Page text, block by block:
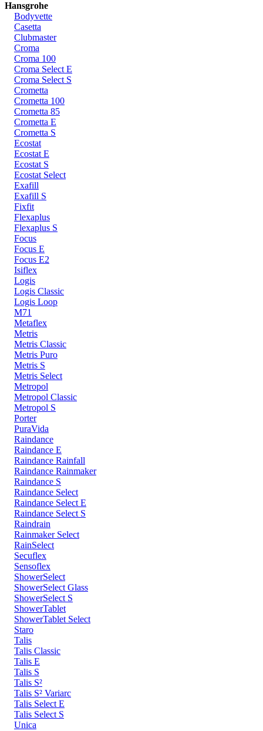
Hansgrohe
Bodyvette
Casetta
Clubmaster
Croma
Croma 100
Croma Select E
Croma Select S
Crometta
Crometta 100
Crometta 85
Crometta E
Crometta S
Ecostat
Ecostat E
Ecostat S
Ecostat Select
Exafill
Exafill S
Fixfit
Flexaplus
Flexaplus S
Focus
Focus E
Focus E2
Isiflex
Logis
Logis Classic
Logis Loop
M71
Metaflex
Metris
Metris Classic
Metris Puro
Metris S
Metris Select
Metropol
Metropol Classic
Metropol S
Porter
PuraVida
Raindance
Raindance E
Raindance Rainfall
Raindance Rainmaker
Raindance S
Raindance Select
Raindance Select E
Raindance Select S
Raindrain
Rainmaker Select
RainSelect
Secuflex
Sensoflex
ShowerSelect
ShowerSelect Glass
ShowerSelect S
ShowerTablet
ShowerTablet Select
Staro
Talis
Talis Classic
Talis E
Talis S
Talis S²
Talis S² Variarc
Talis Select E
Talis Select S
Unica